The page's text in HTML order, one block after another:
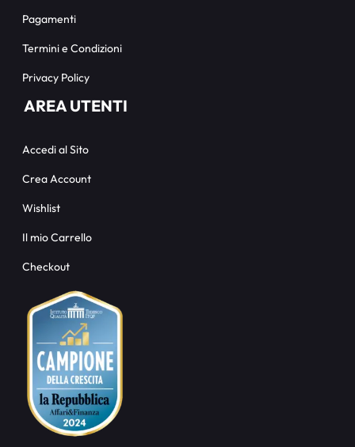
Pagamenti
Termini e Condizioni
Privacy Policy
AREA UTENTI
Accedi al Sito
Crea Account
Wishlist
Il mio Carrello
Checkout